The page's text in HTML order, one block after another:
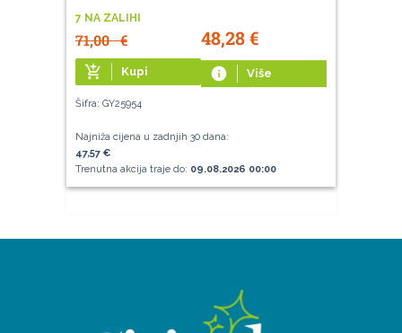
7 NA ZALIHI
71,00€ 48,28€
add_shopping_cart Kupi info Više
Šifra: GY25954
Najniža cijena u zadnjih 30 dana:
47,57 €
Trenutna akcija traje do: 09.08.2026 00:00